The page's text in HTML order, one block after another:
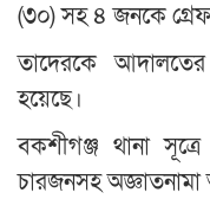
(৩০) সহ ৪ জনকে
তাদেরকে
হয়েছে।
বকশীগঞ্জ থানা
চারজনসহ